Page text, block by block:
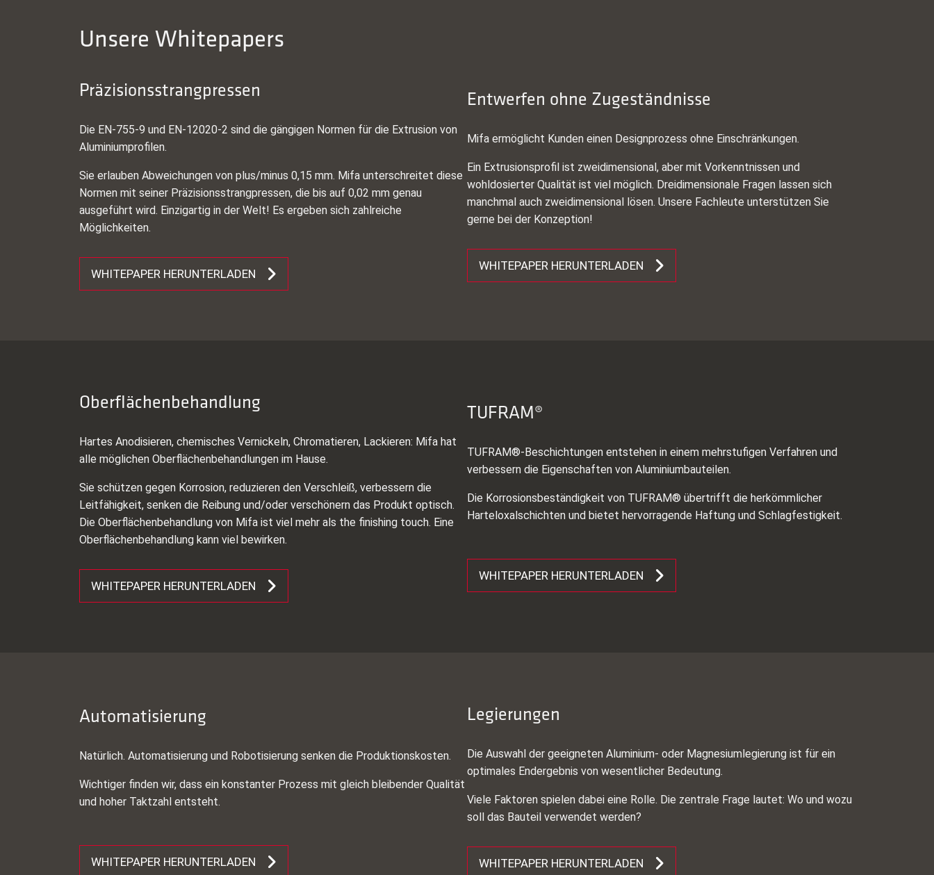
Unsere Whitepapers
Präzisionsstrangpressen
Die EN-755-9 und EN-12020-2 sind die gängigen Normen für die Extrusion von
Aluminiumprofilen.
Sie erlauben Abweichungen von plus/minus 0,15 mm. Mifa unterschreitet diese
Normen mit seiner Präzisionsstrangpressen, die bis auf 0,02 mm genau
ausgeführt wird. Einzigartig in der Welt! Es ergeben sich zahlreiche
Möglichkeiten.
WHITEPAPER HERUNTERLADEN
Entwerfen ohne Zugeständnisse
Mifa ermöglicht Kunden einen Designprozess ohne Einschränkungen.
Ein Extrusionsprofil ist zweidimensional, aber mit Vorkenntnissen und
wohldosierter Qualität ist viel möglich. Dreidimensionale Fragen lassen sich
manchmal auch zweidimensional lösen. Unsere Fachleute unterstützen Sie
gerne bei der Konzeption!
WHITEPAPER HERUNTERLADEN
Oberflächenbehandlung
Hartes Anodisieren, chemisches Vernickeln, Chromatieren, Lackieren: Mifa hat
alle möglichen Oberflächenbehandlungen im Hause.
Sie schützen gegen Korrosion, reduzieren den Verschleiß, verbessern die
Leitfähigkeit, senken die Reibung und/oder verschönern das Produkt optisch.
Die Oberflächenbehandlung von Mifa ist viel mehr als the finishing touch. Eine
Oberflächenbehandlung kann viel bewirken.
WHITEPAPER HERUNTERLADEN
TUFRAM®
TUFRAM®-Beschichtungen entstehen in einem mehrstufigen Verfahren und
verbessern die Eigenschaften von Aluminiumbauteilen.
Die Korrosionsbeständigkeit von TUFRAM® übertrifft die herkömmlicher
Harteloxalschichten und bietet hervorragende Haftung und Schlagfestigkeit.
WHITEPAPER HERUNTERLADEN
Automatisierung
Natürlich. Automatisierung und Robotisierung senken die Produktionskosten.
Wichtiger finden wir, dass ein konstanter Prozess mit gleich bleibender Qualität
und hoher Taktzahl entsteht.
WHITEPAPER HERUNTERLADEN
Legierungen
Die Auswahl der geeigneten Aluminium- oder Magnesiumlegierung ist für ein
optimales Endergebnis von wesentlicher Bedeutung.
Viele Faktoren spielen dabei eine Rolle. Die zentrale Frage lautet: Wo und wozu
soll das Bauteil verwendet werden?
WHITEPAPER HERUNTERLADEN